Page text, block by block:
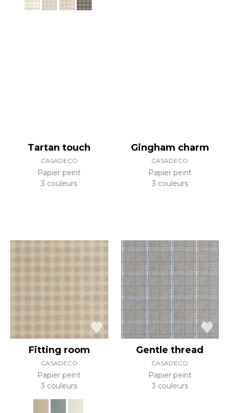
Tartan touch
CASADECO
Papier peint
3 couleurs
Gingham charm
CASADECO
Papier peint
3 couleurs
Fitting room
CASADECO
Papier peint
3 couleurs
Gentle thread
CASADECO
Papier peint
3 couleurs